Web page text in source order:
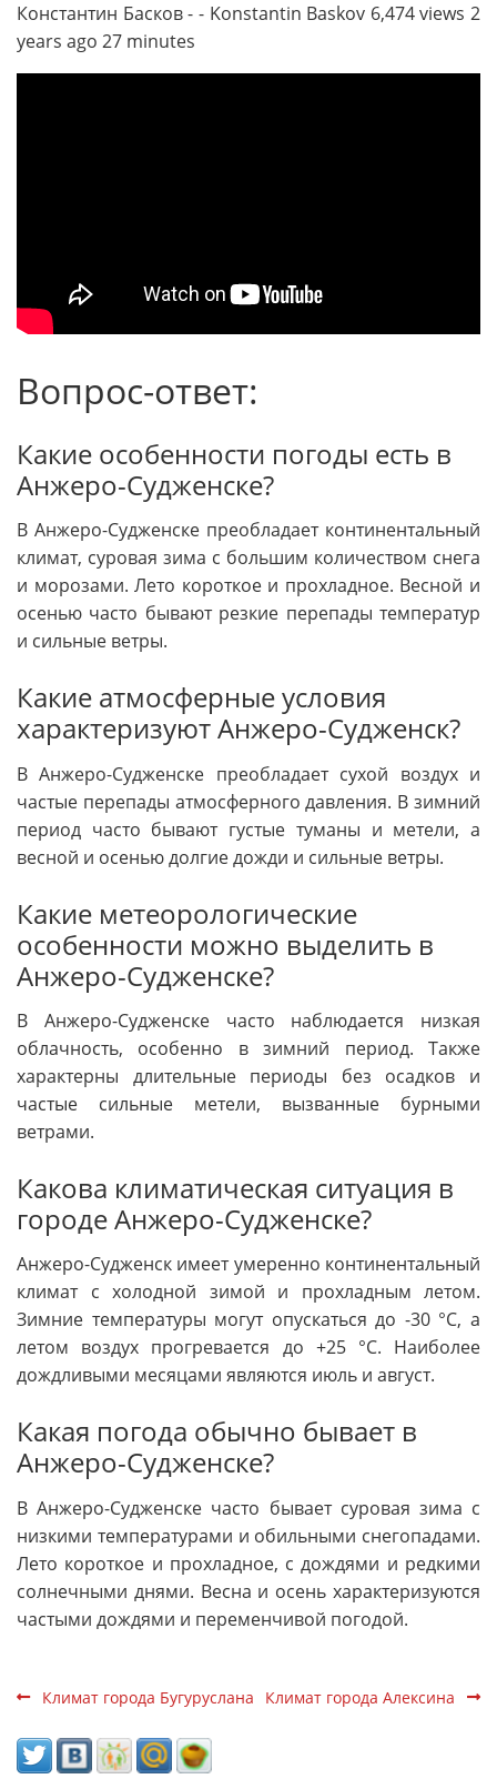
Константин Басков - - Konstantin Baskov 6,474 views 2
years ago 27 minutes
Вопрос-ответ:
Какие особенности погоды есть в
Анжеро-Судженске?
В Анжеро-Судженске преобладает континентальный
климат, суровая зима с большим количеством снега
и морозами. Лето короткое и прохладное. Весной и
осенью часто бывают резкие перепады температур
и сильные ветры.
Какие атмосферные условия
характеризуют Анжеро-Судженск?
В Анжеро-Судженске преобладает сухой воздух и
частые перепады атмосферного давления. В зимний
период часто бывают густые туманы и метели, а
весной и осенью долгие дожди и сильные ветры.
Какие метеорологические
особенности можно выделить в
Анжеро-Судженске?
В Анжеро-Судженске часто наблюдается низкая
облачность, особенно в зимний период. Также
характерны длительные периоды без осадков и
частые сильные метели, вызванные бурными
ветрами.
Какова климатическая ситуация в
городе Анжеро-Судженске?
Анжеро-Судженск имеет умеренно континентальный
климат с холодной зимой и прохладным летом.
Зимние температуры могут опускаться до -30 °C, а
летом воздух прогревается до +25 °C. Наиболее
дождливыми месяцами являются июль и август.
Какая погода обычно бывает в
Анжеро-Судженске?
В Анжеро-Судженске часто бывает суровая зима с
низкими температурами и обильными снегопадами.
Лето короткое и прохладное, с дождями и редкими
солнечными днями. Весна и осень характеризуются
частыми дождями и переменчивой погодой.
Климат города Бугуруслана Климат города Алексина